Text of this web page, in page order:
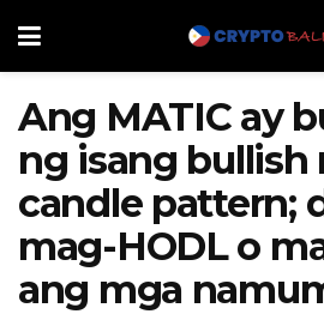
Ang MATIC ay
ng isang bullish
candle pattern;
mag-HODL o
ang mga